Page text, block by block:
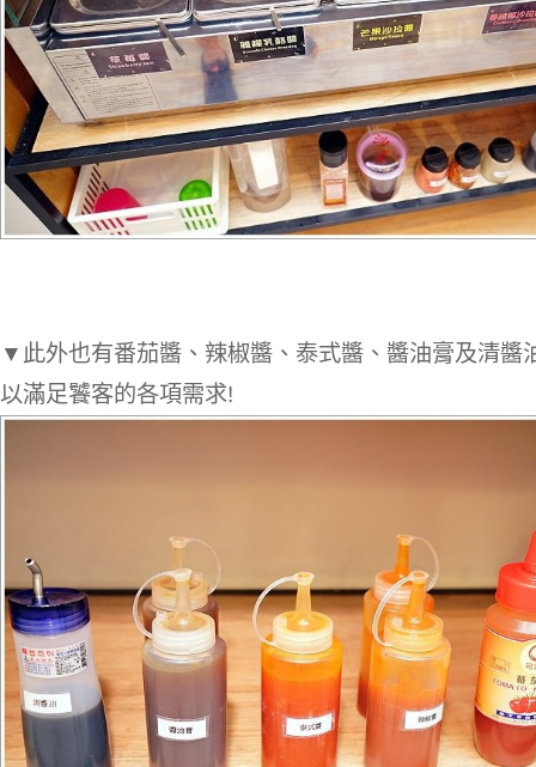
▼此外也有番茄醬、辣椒醬、泰式醬、醬油膏及清醬
以滿足饕客的各項需求!